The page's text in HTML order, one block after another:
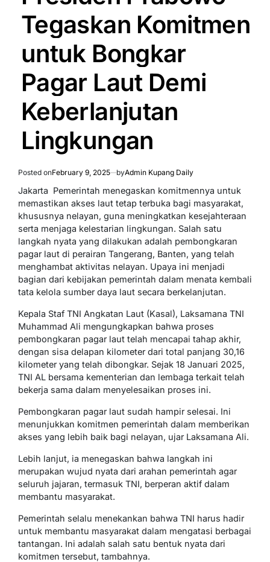
Tegaskan Komitmen
untuk Bongkar
Pagar Laut Demi
Keberlanjutan
Lingkungan
Posted onFebruary 9, 2025 byAdmin Kupang Daily
Jakarta  Pemerintah menegaskan komitmennya untuk
memastikan akses laut tetap terbuka bagi masyarakat,
khususnya nelayan, guna meningkatkan kesejahteraan
serta menjaga kelestarian lingkungan. Salah satu
langkah nyata yang dilakukan adalah pembongkaran
pagar laut di perairan Tangerang, Banten, yang telah
menghambat aktivitas nelayan. Upaya ini menjadi
bagian dari kebijakan pemerintah dalam menata kembali
tata kelola sumber daya laut secara berkelanjutan.
Kepala Staf TNI Angkatan Laut (Kasal), Laksamana TNI
Muhammad Ali mengungkapkan bahwa proses
pembongkaran pagar laut telah mencapai tahap akhir,
dengan sisa delapan kilometer dari total panjang 30,16
kilometer yang telah dibongkar. Sejak 18 Januari 2025,
TNI AL bersama kementerian dan lembaga terkait telah
bekerja sama dalam menyelesaikan proses ini.
Pembongkaran pagar laut sudah hampir selesai. Ini
menunjukkan komitmen pemerintah dalam memberikan
akses yang lebih baik bagi nelayan, ujar Laksamana Ali.
Lebih lanjut, ia menegaskan bahwa langkah ini
merupakan wujud nyata dari arahan pemerintah agar
seluruh jajaran, termasuk TNI, berperan aktif dalam
membantu masyarakat.
Pemerintah selalu menekankan bahwa TNI harus hadir
untuk membantu masyarakat dalam mengatasi berbagai
tantangan. Ini adalah salah satu bentuk nyata dari
komitmen tersebut, tambahnya.